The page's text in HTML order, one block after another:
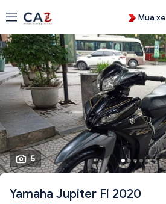
Mua xe
5
Yamaha Jupiter Fi 2020